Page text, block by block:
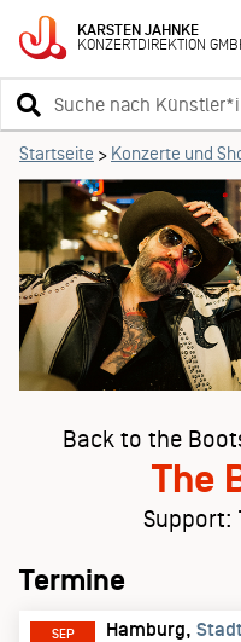
KARSTENJAHNKE
KONZERTDIREKTION
Suchbegriff
eingeben
Startseite > Konzerte und
Back to the
The
Support:
Termine
SEP Hamburg